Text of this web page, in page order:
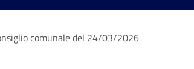
comunale del 24/03/2026